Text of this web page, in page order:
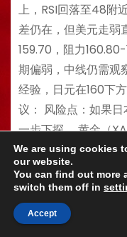
上，RSI回落至48附
差仍在，但美元走弱
159.70，阻力
期偏弱，中线仍需观
经验，日元在160下
议： 风险点：如果
一步下探。 黄金（
金今天明显回升至
上，RSI回升至53附
和避险情绪共同推动
4135-4155。…
We are using cookies
our website.
You can find out more
switch them off in
Accept